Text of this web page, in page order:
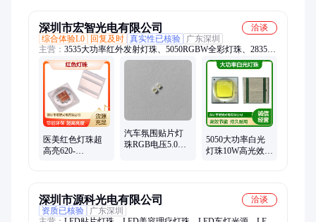
深圳市宏智光电有限公司
洽谈
综合体验L0
回复及时 真实性已核验
广东深圳
主营： 3535大功率红外发射灯珠、5050RGBW全彩灯珠、2835双
色的灯珠、3535陶瓷白光、3535红外线、3535球头红光3w
医美红色灯珠超
高亮620-
汽车氛围贴片灯
珠RGB电压5.0V
5050大功率白光
灯珠10W高光效
深圳市源科光电有限公司
洽谈
资质已核验
广东深圳